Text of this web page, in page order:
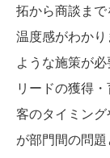
拓から商談ま
温度感がわか
ような施策が
リードの獲得
客のタイミン
が部門間の問